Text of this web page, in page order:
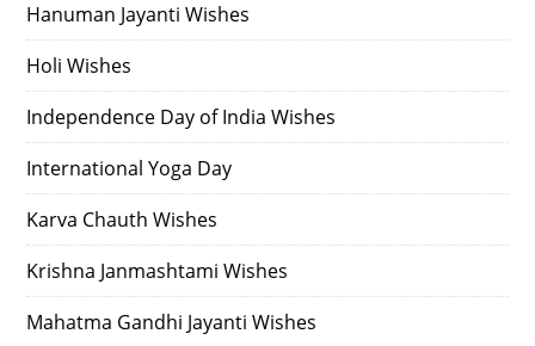
Hanuman Jayanti Wishes
Holi Wishes
Independence Day of India Wishes
International Yoga Day
Karva Chauth Wishes
Krishna Janmashtami Wishes
Mahatma Gandhi Jayanti Wishes